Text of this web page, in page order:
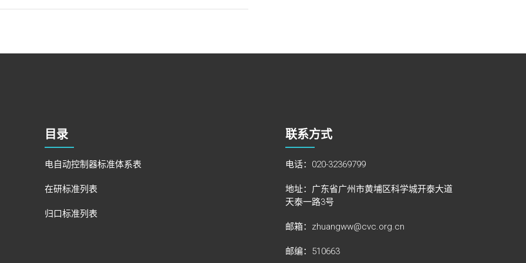
目录
电自动控制器标准体系表
在研标准列表
归口标准列表
联系方式
电话：020-32369799
地址：广东省广州市黄埔区科学城开泰大道
天泰一路3号
邮箱：zhuangww@cvc.org.cn
邮编：510663